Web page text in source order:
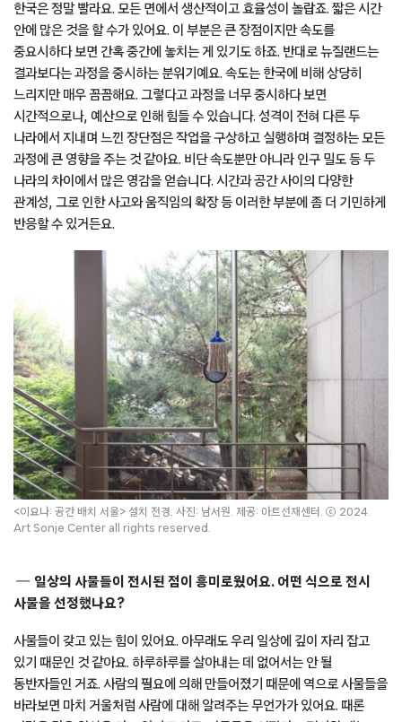
한국은 정말 빨라요. 모든 면에서 생산적이고 효율성이 놀랍죠. 짧은 시간
안에 많은 것을 할 수가 있어요. 이 부분은 큰 장점이지만 속도를
중요시하다 보면 간혹 중간에 놓치는 게 있기도 하죠. 반대로 뉴질랜드는
결과보다는 과정을 중시하는 분위기예요. 속도는 한국에 비해 상당히
느리지만 매우 꼼꼼해요. 그렇다고 과정을 너무 중시하다 보면
시간적으로나, 예산으로 인해 힘들 수 있습니다. 성격이 전혀 다른 두
나라에서 지내며 느낀 장단점은 작업을 구상하고 실행하며 결정하는 모든
과정에 큰 영향을 주는 것 같아요. 비단 속도뿐만 아니라 인구 밀도 등 두
나라의 차이에서 많은 영감을 얻습니다. 시간과 공간 사이의 다양한
관계성, 그로 인한 사고와 움직임의 확장 등 이러한 부분에 좀 더 기민하게
반응할 수 있거든요.
<이요나: 공간 배치 서울> 설치 전경. 사진: 남서원. 제공: 아트선재센터. ⓒ 2024.
Art Sonje Center all rights reserved.
일상의 사물들이 전시된 점이 흥미로웠어요. 어떤 식으로 전시
사물을 선정했나요?
사물들이 갖고 있는 힘이 있어요. 아무래도 우리 일상에 깊이 자리 잡고
있기 때문인 것 같아요. 하루하루를 살아내는 데 없어서는 안 될
동반자들인 거죠. 사람의 필요에 의해 만들어졌기 때문에 역으로 사물들을
바라보면 마치 거울처럼 사람에 대해 알려주는 무언가가 있어요. 때론